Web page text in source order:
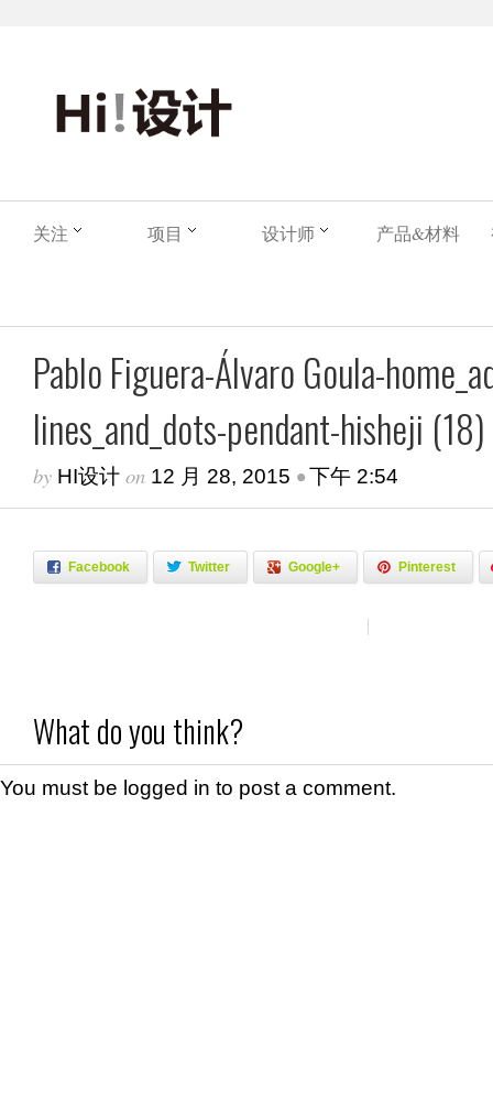
关注 项目 设计师 产品&材料
Pablo Figuera-Álvaro Goula-
lines_and_dots-pendant-hisheji (18)
by HI设计 on 12 月 28, 2015 •下午 2:54
Facebook Twitter Google+ Pinterest
What do you think?
You must be logged in to post a comment.